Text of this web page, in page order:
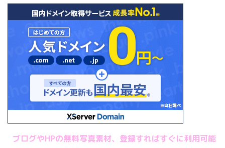
ブログやHPの無料写真素材、登録すればすぐに利用可能